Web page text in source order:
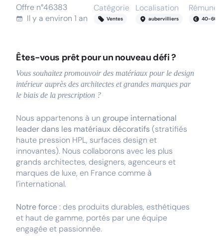
Offre n°46383
Il y a environ 1 an
Catégorie
Ventes
Localisation
aubervilliers 40-60
Êtes-vous prêt pour un nouveau défi ?
Vous souhaitez promouvoir des matériaux pour le design
intérieur auprès des architectes et grandes marques par
le biais de la prescription ?
Nous appartenons à un groupe international
leader dans les matériaux décoratifs (stratifiés
haute pression HPL, surfaces design et
innovantes). Nous collaborons avec les plus
grands architectes, designers, agenceurs et
marques de luxe, en France comme à
l’international.
Notre force: des produits durables, esthétiques
et haut de gamme, portés par une équipe
engagée et passionnée.